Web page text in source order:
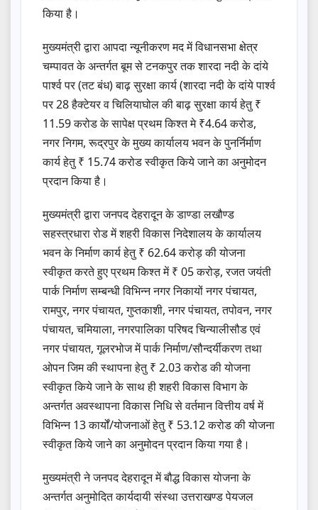
किया है।
मुख्यमंत्री द्वारा आपदा न्यूनीकरण मद में विधानसभा क्षेत्र
चम्पावत के अन्तर्गत बूम से टनकपुर तक शारदा नदी के दांये
पार्श्व पर (तट बंध) बाढ़ सुरक्षा कार्य (शारदा नदी के दांये पार्श्व
पर 28 हैक्टेयर व चिलियाघोल की बाढ़ सुरक्षा कार्य हेतु ₹
11.59 करोड के सापेक्ष प्रथम किश्त मे ₹4.64 करोड,
नगर निगम, रूद्रपुर के मुख्य कार्यालय भवन के पुनर्निर्माण
कार्य हेतु ₹ 15.74 करोड स्वीकृत किये जाने का अनुमोदन
प्रदान किया है।
मुख्यमंत्री द्वारा जनपद देहरादून के डाण्डा लखौण्ड
सहस्त्रधारा रोड में शहरी विकास निदेशालय के कार्यालय
भवन के निर्माण कार्य हेतु ₹ 62.64 करोड़ की योजना
स्वीकृत करते हुए प्रथम किश्त में ₹ 05 करोड़, रजत जयंती
पार्क निर्माण सम्बन्धी विभिन्न नगर निकायों नगर पंचायत,
रामपुर, नगर पंचायत, गुप्तकाशी, नगर पंचायत, तपोवन, नगर
पंचायत, चमियाला, नगरपालिका परिषद चिन्यालीसौड एवं
नगर पंचायत, गूलरभोज में पार्क निर्माण/सौन्दर्यीकरण तथा
ओपन जिम की स्थापना हेतु ₹ 2.03 करोड की योजना
स्वीकृत किये जाने के साथ ही शहरी विकास विभाग के
अन्तर्गत अवस्थापना विकास निधि से वर्तमान वित्तीय वर्ष में
विभिन्न 13 कार्यों/योजनाओं हेतु ₹ 53.12 करोड की योजना
स्वीकृत किये जाने का अनुमोदन प्रदान किया गया है।
मुख्यमंत्री ने जनपद देहरादून में बौद्ध विकास योजना के
अन्तर्गत अनुमोदित कार्यदायी संस्था उत्तराखण्ड पेयजल